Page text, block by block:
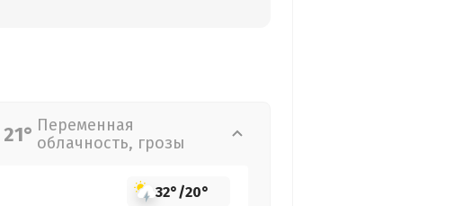
21° Переменная
облачность, грозы
32°/20°